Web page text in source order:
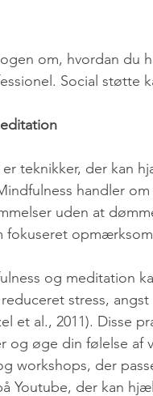
om, hvordan du
Social
teknikker, der kan
handler
uden at
fokuseret
og meditation
stress,
et al., 2011). Disse
og øge din følelse af
workshops, der
Youtube, der kan